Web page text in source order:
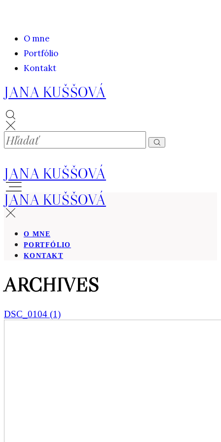
O mne
Portfólio
Kontakt
JANA KUŠŠOVÁ
JANA KUŠŠOVÁ
JANA KUŠŠOVÁ
O MNE
PORTFÓLIO
KONTAKT
ARCHIVES
DSC_0104 (1)